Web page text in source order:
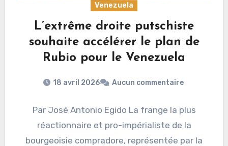
Venezuela
L’extrême droite putschiste
souhaite accélérer le plan de
Rubio pour le Venezuela
18 avril 2026 Aucun commentaire
Par José Antonio Egido La frange la plus
réactionnaire et pro-impérialiste de la
bourgeoisie compradore, représentée par la